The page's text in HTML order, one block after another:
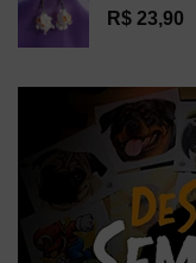
R$ 23,90